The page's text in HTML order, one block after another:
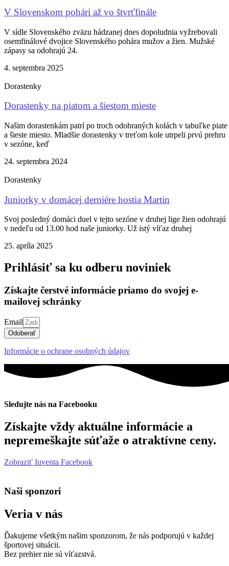
V Slovenskom pohári až vo štvrťfinále
V sídle Slovenského zväzu hádzanej dnes dopoludnia vyžrebovali
osemfinálové dvojice Slovenského pohára mužov a žien. Mužské
zápasy sa odohrajú 24.
4. septembra 2025
Dorastenky
Dorastenky na piatom a šiestom mieste
Našim dorastenkám patrí po troch odohraných kolách v tabuľke piate
a šieste miesto. Mladšie dorastenky v treťom kole utrpeli prvú prehru
v sezóne, keď
24. septembra 2024
Dorastenky
Juniorky v domácej derniére hostia Martin
Svoj posledný domáci duel v tejto sezóne v druhej lige žien odohrajú
v nedeľu od 13.00 hod naše juniorky. Už istý víťaz druhej
25. apríla 2025
Prihlásiť sa ku odberu noviniek
Získajte čerstvé informácie priamo do svojej e-
mailovej schránky
Email
Odoberať
Informácie o ochrane osobných údajov
Sledujte nás na Facebooku
Získajte vždy aktuálne informácie a
nepremeškajte súťaže o atraktívne ceny.
Zobraziť Iuventa Facebook
Naši sponzori
Veria v nás
Ďakujeme všetkým našim sponzorom, že nás podporujú v každej
športovej situácii.
Bez prehier nie sú víťazstvá.